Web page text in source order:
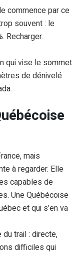
commence par ce
souvent : le
Recharger.
qui vise le sommet
de dénivelé
mais
à regarder. Elle
capables de
Une Québécoise
et qui s’en va
trail : directe,
difficiles qui